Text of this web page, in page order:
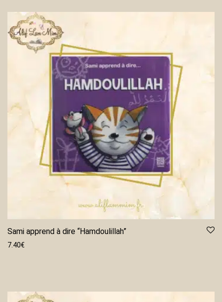
Sami apprend à dire “Hamdoulillah”
7.40€